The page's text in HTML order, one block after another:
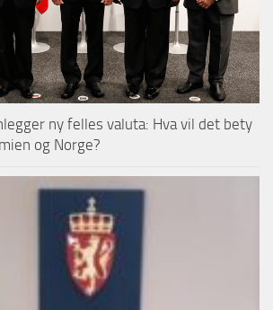
ny felles valuta: Hva vil det bety
og Norge?